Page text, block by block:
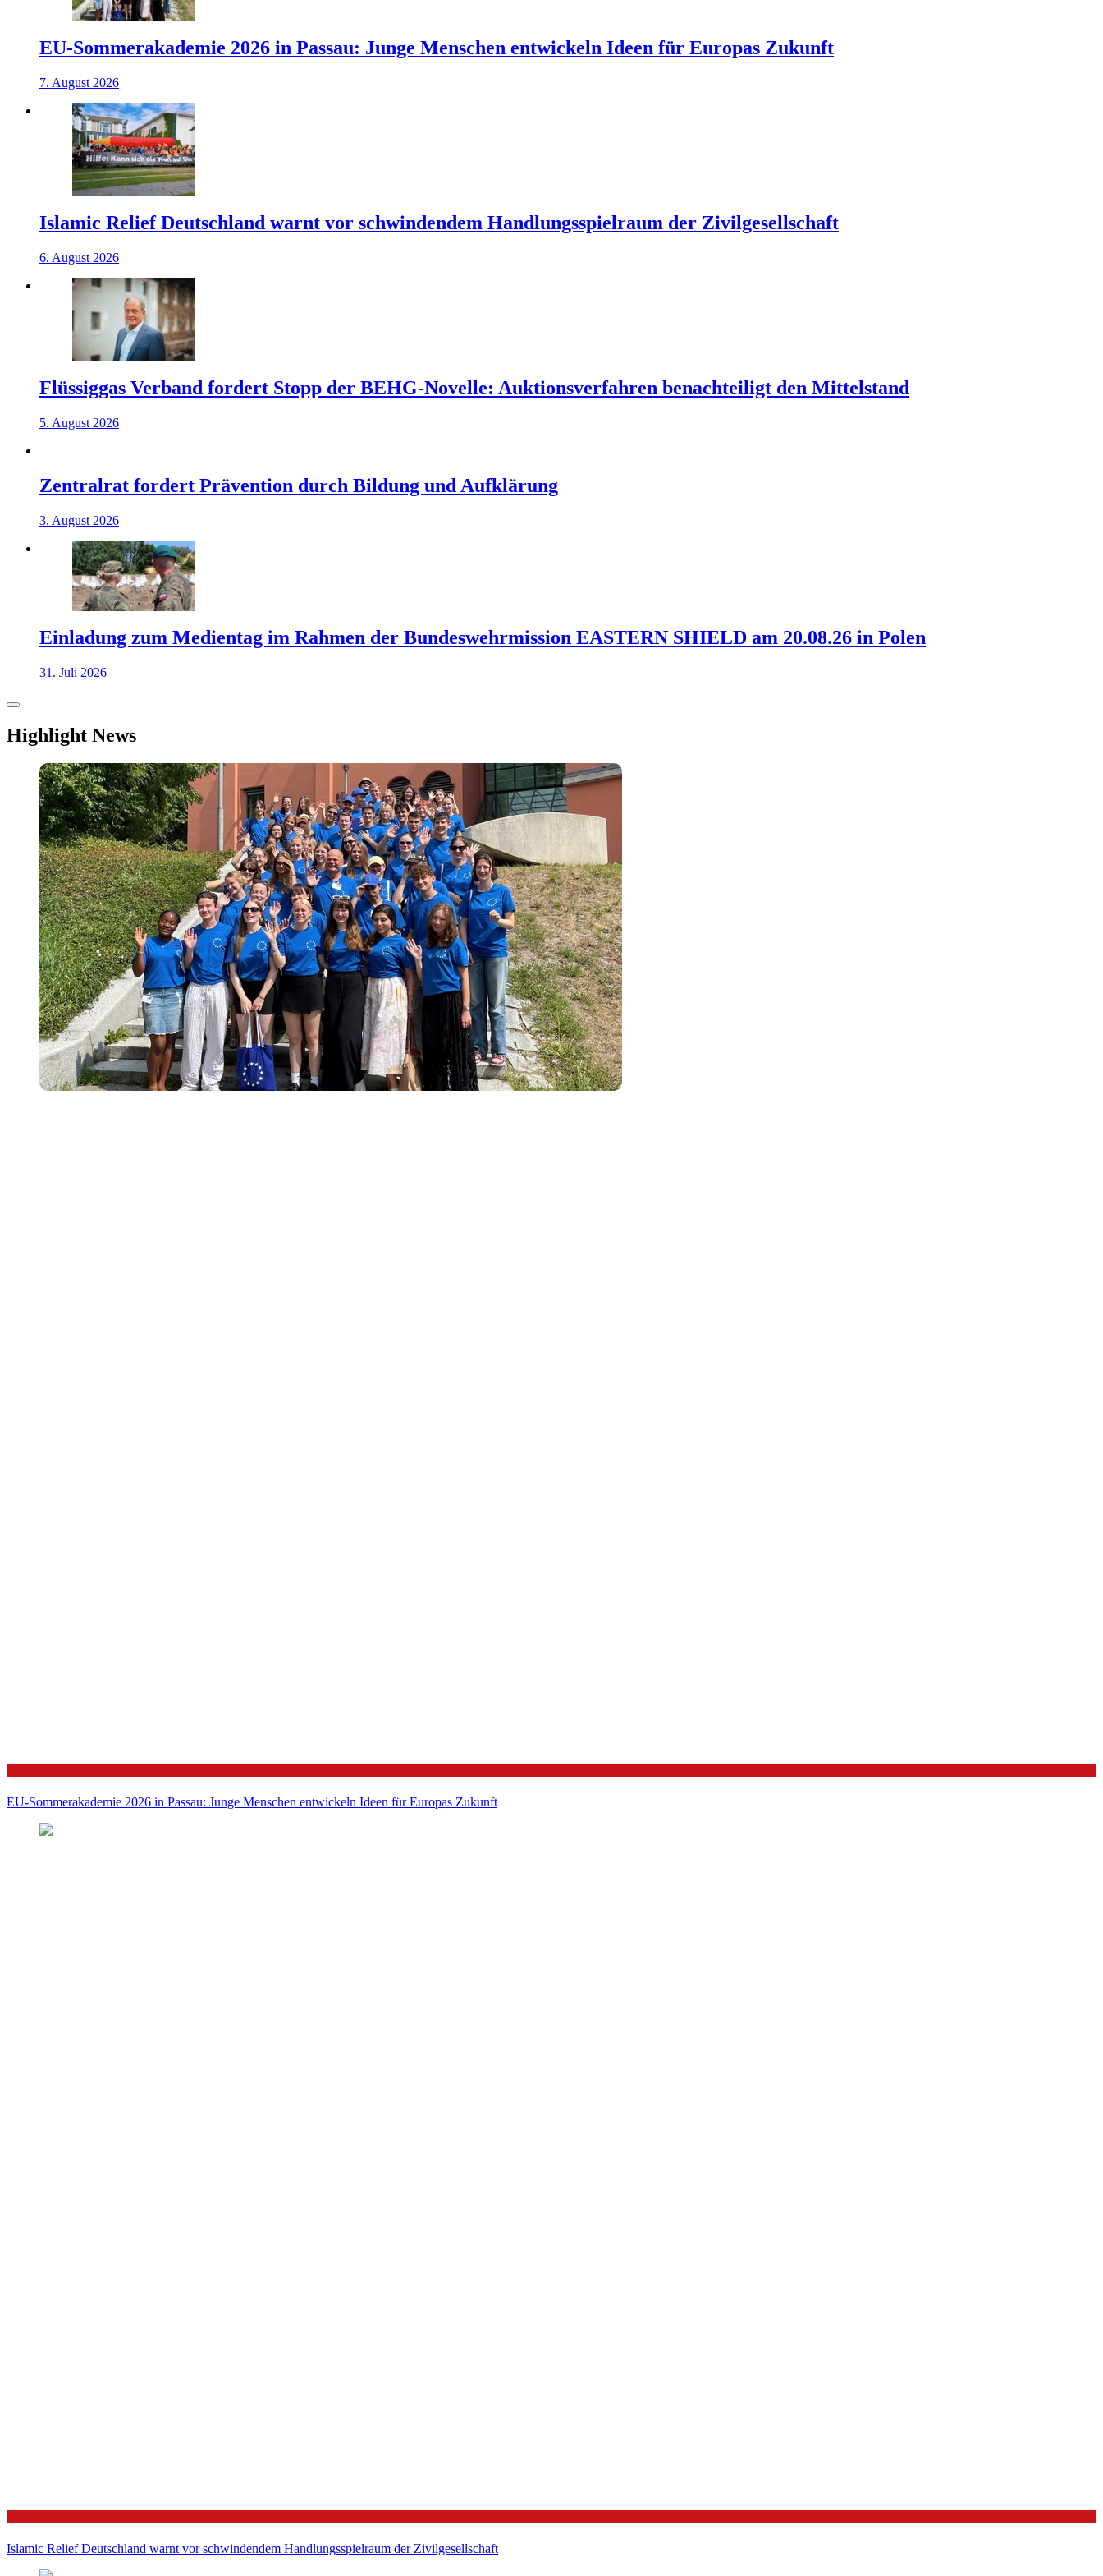
EU-Sommerakademie 2026 in Passau: Junge Menschen entwickeln Ideen für Europas Zukunft
7. August 2026
Islamic Relief Deutschland warnt vor schwindendem Handlungsspielraum der Zivilgesellschaft
6. August 2026
Flüssiggas Verband fordert Stopp der BEHG-Novelle: Auktionsverfahren benachteiligt den Mittelstand
5. August 2026
Zentralrat fordert Prävention durch Bildung und Aufklärung
3. August 2026
Einladung zum Medientag im Rahmen der Bundeswehrmission EASTERN SHIELD am 20.08.26 in Polen
31. Juli 2026
Highlight News
EU-Sommerakademie 2026 in Passau: Junge Menschen entwickeln Ideen für Europas Zukunft
Islamic Relief Deutschland warnt vor schwindendem Handlungsspielraum der Zivilgesellschaft